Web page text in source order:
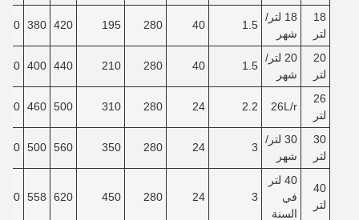
18
لتر
18 لتر/
شهر
1.5
40
280
195
420
380
320
20
لتر
20 لتر/
شهر
1.5
40
280
210
440
400
340
26
لتر
26L/r
2.2
24
280
310
500
460
400
30
لتر
30 لتر/
شهر
3
24
280
350
560
500
440
40
لتر
40 لتر
في
السنة
3
24
280
450
620
558
500